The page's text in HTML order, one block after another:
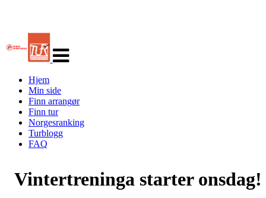
navigasjon
Hjem
Min side
Finn arrangør
Finn tur
Norgesranking
Turblogg
FAQ
Vintertreninga starter onsdag!